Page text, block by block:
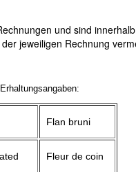
und sind
jeweiligen Rechnung
Erhaltungsangaben:
Flan bruni
Fleur de coin